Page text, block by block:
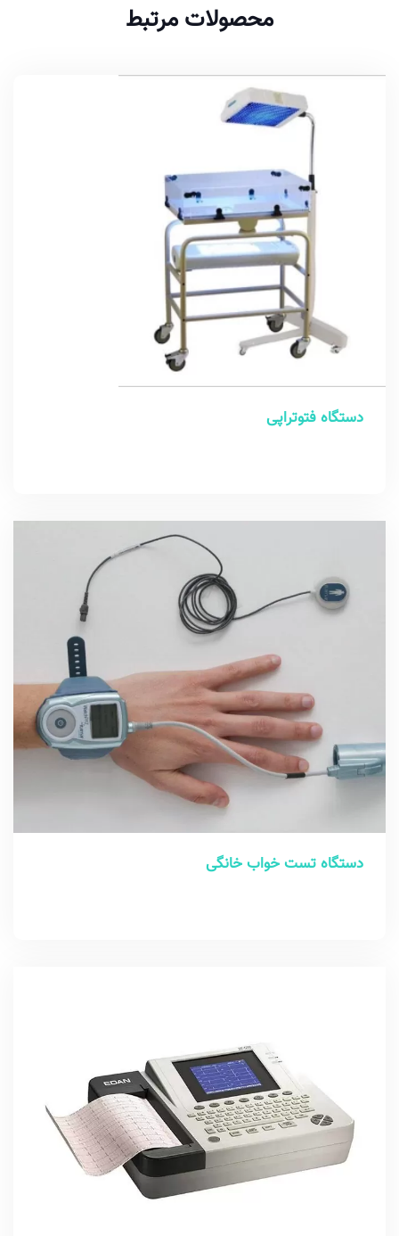
محصولات مرتبط
دستگاه فتوتراپی
دستگاه تست خواب خانگی